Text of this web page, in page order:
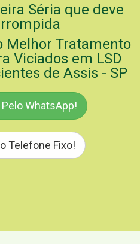
Séria que deve
Melhor Tratamento
Viciados em LSD
de Assis - SP
Pelo WhatsApp!
Telefone Fixo!